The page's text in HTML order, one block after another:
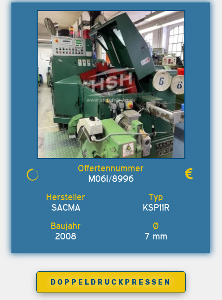
M06I/8996
SACMA KSP11R
2008 7 mm
DOPPELDRUCKPRESSEN